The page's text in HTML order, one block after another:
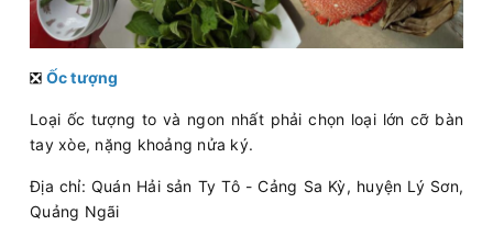
❎ Ốc tượng
Loại ốc tượng to và ngon nhất phải chọn loại lớn cỡ bàn
tay xòe, nặng khoảng nửa ký.
Địa chỉ: Quán Hải sản Ty Tô - Cảng Sa Kỳ, huyện Lý Sơn,
Quảng Ngãi